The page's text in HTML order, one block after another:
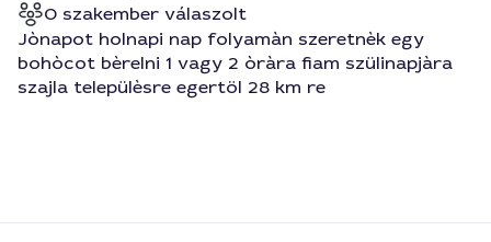
0 szakember válaszolt
Jònapot holnapi nap folyamàn szeretnèk egy
bohòcot bèrelni 1 vagy 2 òràra fiam szülinapjàra
szajla települèsre egertöl 28 km re